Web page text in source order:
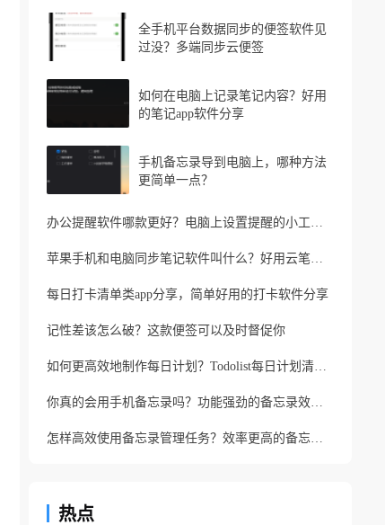
全手机平台数据同步的便签软件见
过没？多端同步云便签
如何在电脑上记录笔记内容？好用
的笔记app软件分享
手机备忘录导到电脑上，哪种方法
更简单一点？
办公提醒软件哪款更好？电脑上设置提醒的小工具推荐
苹果手机和电脑同步笔记软件叫什么？好用云笔记软件分享
每日打卡清单类app分享，简单好用的打卡软件分享
记性差该怎么破？这款便签可以及时督促你
如何更高效地制作每日计划？Todolist每日计划清单制作方法
你真的会用手机备忘录吗？功能强劲的备忘录效率工具
怎样高效使用备忘录管理任务？效率更高的备忘录app
热点